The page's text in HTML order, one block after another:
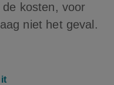
de kosten, voor
niet het geval.